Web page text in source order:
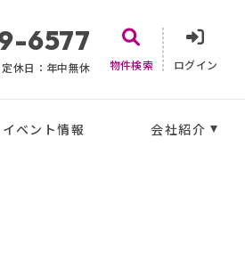
6577
定休日：年中無休 物件検索 ログイン
イベント情報 会社紹介